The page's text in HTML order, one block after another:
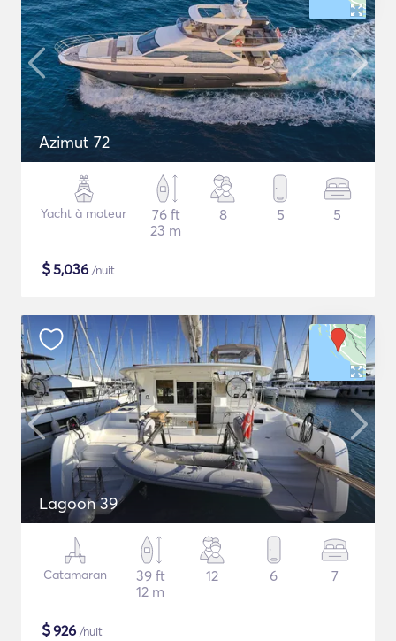
Azimut 72
Yacht à moteur
76 ft
23 m
8 5 5
$5,036 /nuit
Lagoon 39
Catamaran
39 ft
12 m
12 6 7
$926 /nuit